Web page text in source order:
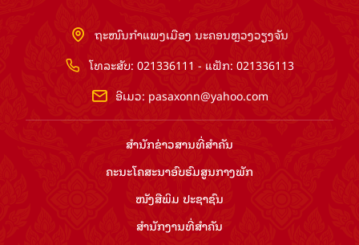
ຖະໜົນກຳແພງເມືອງ ນະຄອນຫຼວງວຽງຈັນ
ໂທລະສັບ: 021336111 - ແຟັກ: 021336113
ອີເມວ: pasaxonn@yahoo.com
ສຳ​ນັກ​ຂ່າວ​ສານ​ທີ່​ສຳ​ຄັນ​
ຄະນະໂຄສະນາອົບຮົມ​ສູນ​ກາງ​ພັກ
ໜັງສືພິມ ປະ​ຊາ​ຊົນ
ສຳ​ນັກ​ງານ​ທີ່​ສຳ​ຄັນ